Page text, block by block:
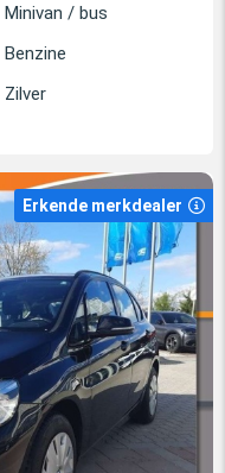
Minivan / bus
Benzine
Zilver
Erkende merkdealer